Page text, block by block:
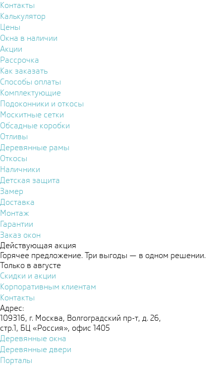
Контакты
Калькулятор
Цены
Окна в наличии
Акции
Рассрочка
Как заказать
Способы оплаты
Комплектующие
Подоконники и откосы
Москитные сетки
Обсадные коробки
Отливы
Деревянные рамы
Откосы
Наличники
Детская защита
Замер
Доставка
Монтаж
Гарантии
Заказ окон
Действующая акция
Горячее предложение. Три выгоды — в одном решении.
Только в августе
Скидки и акции
Корпоративным клиентам
Контакты
Адрес:
109316, г. Москва, Волгоградский пр-т, д. 26,
стр.1, БЦ «Россия», офис 1405
Деревянные окна
Деревянные двери
Порталы